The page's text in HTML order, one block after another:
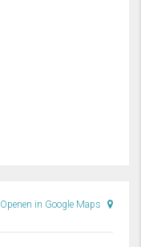
Openen in Google Maps